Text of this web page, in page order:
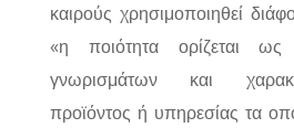
καιρούς χρησιμοποιηθεί
«η ποιότητα ορίζεται
γνωρισμάτων και
προϊόντος ή υπηρεσίας τα